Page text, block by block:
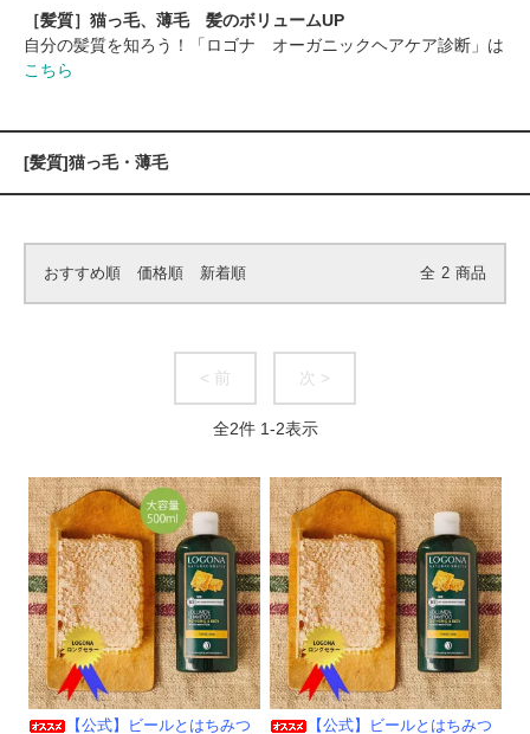
［髪質］猫っ毛、薄毛 髪のボリュームUP
自分の髪質を知ろう！「ロゴナ オーガニックヘアケア診断」は
こちら
[髪質]猫っ毛・薄毛
おすすめ順 価格順 新着順 全 2 商品
< 前 次 >
全2件 1-2表示
【公式】ビールとはちみつ
【公式】ビールとはちみつ